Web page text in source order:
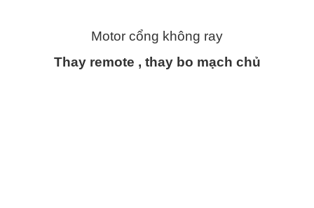
Thay remote , thay bo mạch chủ